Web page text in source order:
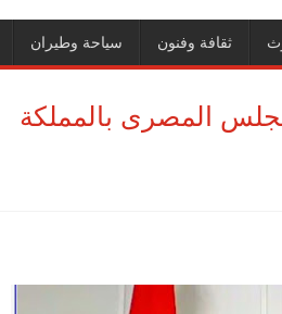
ثقافة وفنون سياحة وطيران
المصرى بالمملكة